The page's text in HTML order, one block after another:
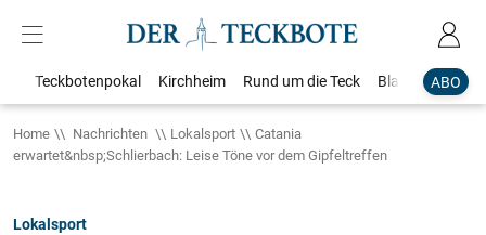
ABO
Teckbotenpokal Kirchheim Rund um die Teck Blaulicht
Home Nachrichten Lokalsport
Catania
erwartet&nbsp;Schlierbach: Leise Töne vor dem Gipfeltreffen
Lokalsport